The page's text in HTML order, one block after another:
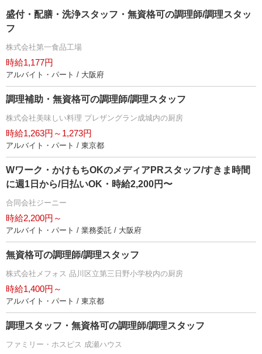
盛付・配膳・洗浄スタッフ・無資格可の調理師/調理スタッ
フ
株式会社第一食品工場
時給1,177円
アルバイト・パート / 大阪府
調理補助・無資格可の調理師/調理スタッフ
株式会社美味しい料理 プレザングラン成城内の厨房
時給1,263円～1,273円
アルバイト・パート / 東京都
Wワーク・かけもちOKのメディアPRスタッフ/すきま時間
に週1日から/日払いOK・時給2,200円〜
合同会社ジーニー
時給2,200円～
アルバイト・パート / 業務委託 / 大阪府
無資格可の調理師/調理スタッフ
株式会社メフォス 品川区立第三日野小学校内の厨房
時給1,400円～
アルバイト・パート / 東京都
調理スタッフ・無資格可の調理師/調理スタッフ
ファミリー・ホスピス 成瀬ハウス